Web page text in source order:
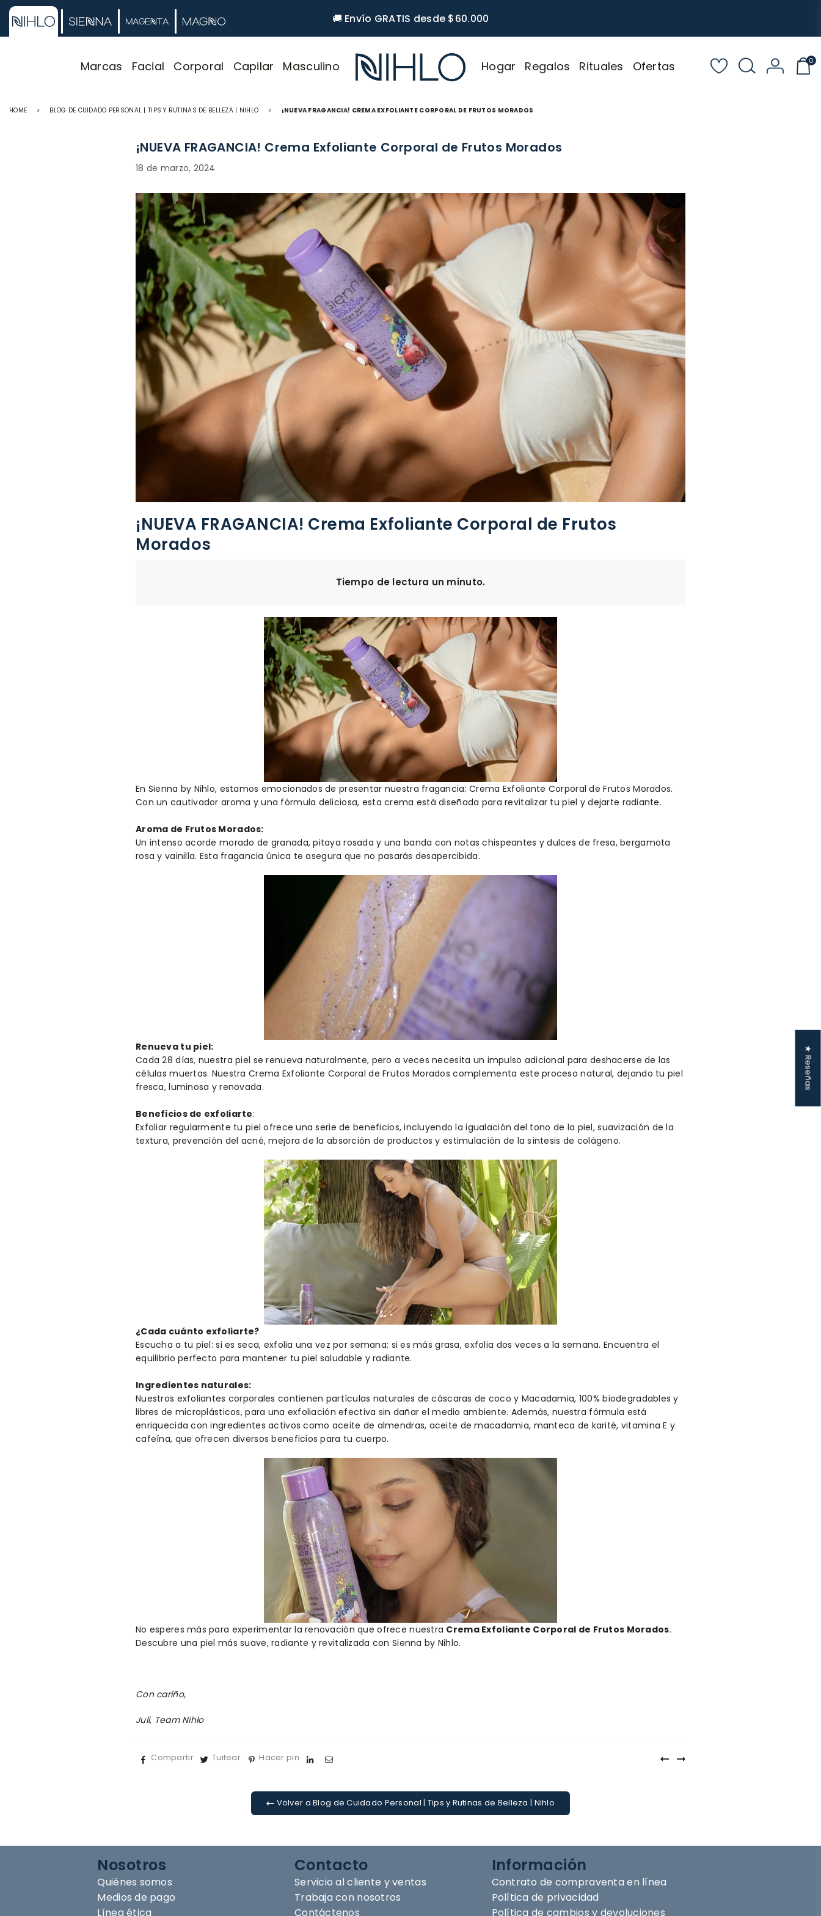
🚚 Envío GRATIS desde $60.000
Marcas Facial Corporal Capilar Masculino Hogar Regalos Rituales Ofertas 0
HOME > BLOG DE CUIDADO PERSONAL | TIPS Y RUTINAS DE BELLEZA | NIHLO > ¡NUEVA FRAGANCIA! CREMA EXFOLIANTE CORPORAL DE FRUTOS MORADOS
¡NUEVA FRAGANCIA! Crema Exfoliante Corporal de Frutos Morados
18 de marzo, 2024
¡NUEVA FRAGANCIA! Crema Exfoliante Corporal de Frutos
Morados
Tiempo de lectura un minuto.
En Sienna by Nihlo, estamos emocionados de presentar nuestra fragancia: Crema Exfoliante Corporal de Frutos Morados.
Con un cautivador aroma y una fórmula deliciosa, esta crema está diseñada para revitalizar tu piel y dejarte radiante.
Aroma de Frutos Morados:
Un intenso acorde morado de granada, pitaya rosada y una banda con notas chispeantes y dulces de fresa, bergamota
rosa y vainilla. Esta fragancia única te asegura que no pasarás desapercibida.
Renueva tu piel:
Cada 28 días, nuestra piel se renueva naturalmente, pero a veces necesita un impulso adicional para deshacerse de las
células muertas. Nuestra Crema Exfoliante Corporal de Frutos Morados complementa este proceso natural, dejando tu piel
fresca, luminosa y renovada.
Beneficios de exfoliarte:
Exfoliar regularmente tu piel ofrece una serie de beneficios, incluyendo la igualación del tono de la piel, suavización de la
textura, prevención del acné, mejora de la absorción de productos y estimulación de la síntesis de colágeno.
¿Cada cuánto exfoliarte?
Escucha a tu piel: si es seca, exfolia una vez por semana; si es más grasa, exfolia dos veces a la semana. Encuentra el
equilibrio perfecto para mantener tu piel saludable y radiante.
Ingredientes naturales:
Nuestros exfoliantes corporales contienen partículas naturales de cáscaras de coco y Macadamia, 100% biodegradables y
libres de microplásticos, para una exfoliación efectiva sin dañar el medio ambiente. Además, nuestra fórmula está
enriquecida con ingredientes activos como aceite de almendras, aceite de macadamia, manteca de karité, vitamina E y
cafeína, que ofrecen diversos beneficios para tu cuerpo.
No esperes más para experimentar la renovación que ofrece nuestra Crema Exfoliante Corporal de Frutos Morados.
Descubre una piel más suave, radiante y revitalizada con Sienna by Nihlo.
Con cariño,
Juli, Team Nihlo
Compartir Tuitear Hacer pin
Volver a Blog de Cuidado Personal | Tips y Rutinas de Belleza | Nihlo
Nosotros
Quiénes somos
Medios de pago
Línea ética
Contacto
Servicio al cliente y ventas
Trabaja con nosotros
Contáctenos
Información
Contrato de compraventa en línea
Política de privacidad
Política de cambios y devoluciones
★ Reseñas